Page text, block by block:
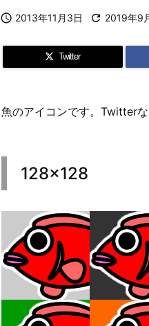
 2013年11月3日  2019年9
Twitter
魚のアイコンです。Twitterな
128×128